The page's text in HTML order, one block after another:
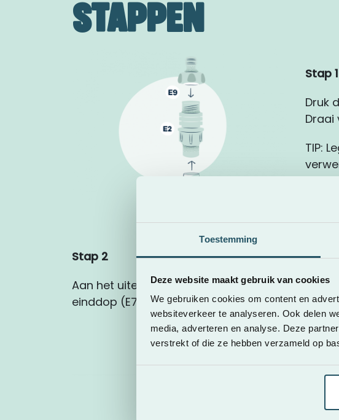
Toestemming
Deze website maakt gebruik van cookies
We gebruiken cookies om content en
websiteverkeer te analyseren. Ook delen
media, adverteren en analyse. Deze
verstrekt of die ze hebben verzameld op
STAPPEN
Stap 1
Druk
Draai
TIP:
Stap 2
Aan het uiteinde van de slang bevestig je een
einddop (E7). Knip de eventuele overtollige